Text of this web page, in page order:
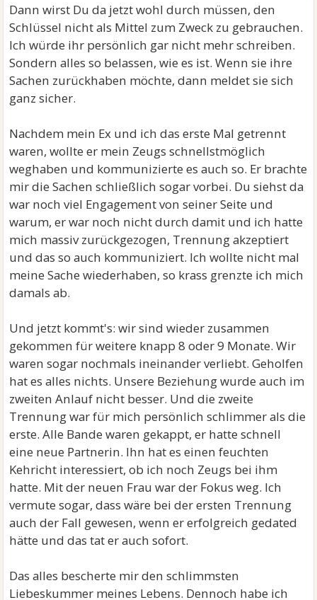
Dann wirst Du da jetzt wohl durch müssen, den
Schlüssel nicht als Mittel zum Zweck zu gebrauchen.
Ich würde ihr persönlich gar nicht mehr schreiben.
Sondern alles so belassen, wie es ist. Wenn sie ihre
Sachen zurückhaben möchte, dann meldet sie sich
ganz sicher.
Nachdem mein Ex und ich das erste Mal getrennt
waren, wollte er mein Zeugs schnellstmöglich
weghaben und kommunizierte es auch so. Er brachte
mir die Sachen schließlich sogar vorbei. Du siehst da
war noch viel Engagement von seiner Seite und
warum, er war noch nicht durch damit und ich hatte
mich massiv zurückgezogen, Trennung akzeptiert
und das so auch kommuniziert. Ich wollte nicht mal
meine Sache wiederhaben, so krass grenzte ich mich
damals ab.
Und jetzt kommt's: wir sind wieder zusammen
gekommen für weitere knapp 8 oder 9 Monate. Wir
waren sogar nochmals ineinander verliebt. Geholfen
hat es alles nichts. Unsere Beziehung wurde auch im
zweiten Anlauf nicht besser. Und die zweite
Trennung war für mich persönlich schlimmer als die
erste. Alle Bande waren gekappt, er hatte schnell
eine neue Partnerin. Ihn hat es einen feuchten
Kehricht interessiert, ob ich noch Zeugs bei ihm
hatte. Mit der neuen Frau war der Fokus weg. Ich
vermute sogar, dass wäre bei der ersten Trennung
auch der Fall gewesen, wenn er erfolgreich gedated
hätte und das tat er auch sofort.
Das alles bescherte mir den schlimmsten
Liebeskummer meines Lebens. Dennoch habe ich